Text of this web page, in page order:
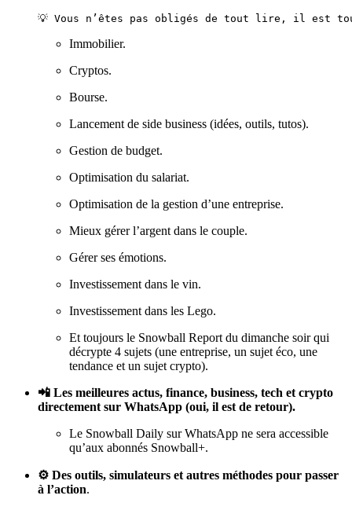
💡 Vous n’êtes pas obligés de tout lire, il est
Immobilier.
Cryptos.
Bourse.
Lancement de side business (idées, outils, tutos).
Gestion de budget.
Optimisation du salariat.
Optimisation de la gestion d’une entreprise.
Mieux gérer l’argent dans le couple.
Gérer ses émotions.
Investissement dans le vin.
Investissement dans les Lego.
Et toujours le Snowball Report du dimanche soir qui
décrypte 4 sujets (une entreprise, un sujet éco, une
tendance et un sujet crypto).
📲 Les meilleures actus, finance, business, tech et crypto
directement sur WhatsApp (oui, il est de retour).
Le Snowball Daily sur WhatsApp ne sera accessible
qu’aux abonnés Snowball+.
⚙️ Des outils, simulateurs et autres méthodes pour passer
à l’action.